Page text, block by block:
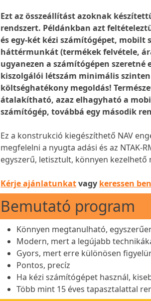
Ezt az összeállítást azoknak
rendszert. Példánkban azt
és egy-két kézi számítógépet, mobilt
háttérmunkát (termékek felvétele,
ugyanezen a számítógépen
kiszolgálói létszám minimális
költséghatékony megoldás!
átalakítható, azaz elhagyható a
számítógép, továbbá egy második
Ez a konstrukció kiegészíthető NAV
megfelelni a nyugta adási és az NTAK-
egyszerű, letisztult, könnyen kezelhető
Kérje ajánlatunkatvagy keressen
Bemutató program
Könnyen megtanulható,
Modern, mert a legújabb
Gyors, mert erre különösen
Pontos, precíz
Ha kézi számítógépet használ,
Több mint 15 éves tapasztalattal